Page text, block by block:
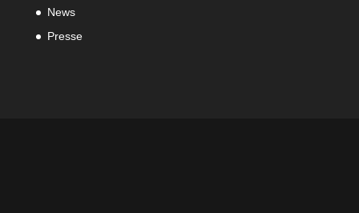
News
Presse